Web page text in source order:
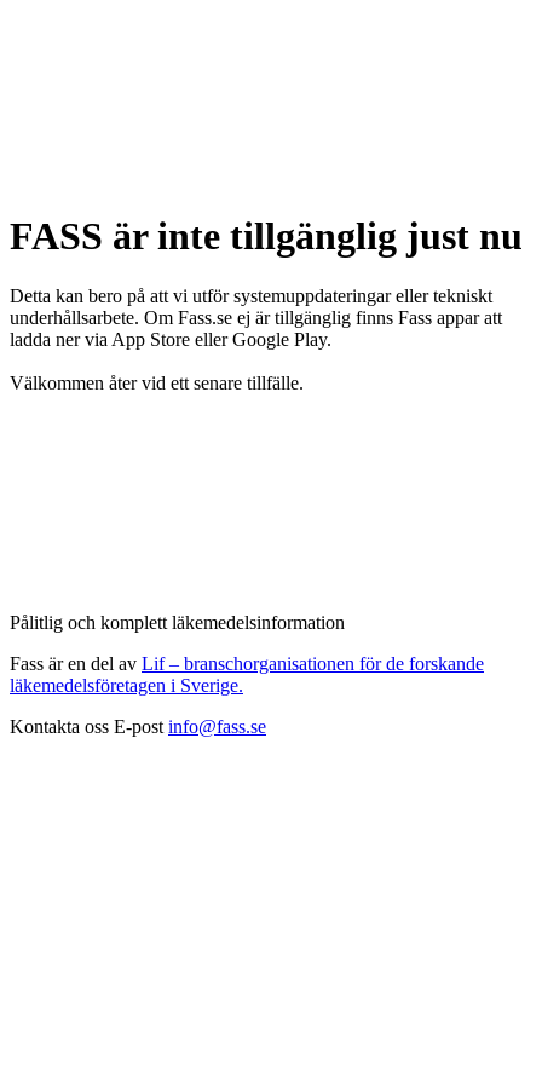
FASS är inte tillgänglig just nu
Detta kan bero på att vi utför systemuppdateringar eller tekniskt
underhållsarbete. Om Fass.se ej är tillgänglig finns Fass appar att
ladda ner via App Store eller Google Play.
Välkommen åter vid ett senare tillfälle.
Pålitlig och komplett läkemedelsinformation
Fass är en del av Lif – branschorganisationen för de forskande
läkemedelsföretagen i Sverige.
Kontakta oss E-post info@fass.se